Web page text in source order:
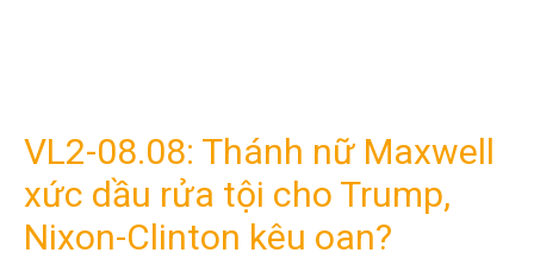
VL2-08.08: Thánh nữ Maxwell
xức dầu rửa tội cho Trump,
Nixon-Clinton kêu oan?